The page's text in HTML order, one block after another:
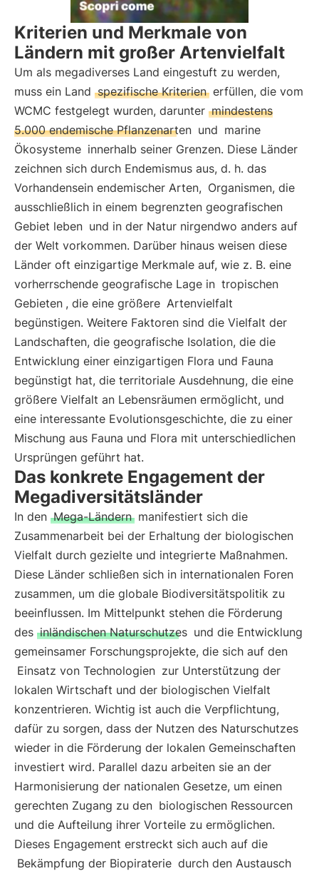
Kriterien und Merkmale von
Ländern mit großer Artenvielfalt
Um als megadiverses Land eingestuft zu werden,
muss ein Land spezifische Kriterien erfüllen, die vom
WCMC festgelegt wurden, darunter mindestens
5.000 endemische Pflanzenarten und marine
Ökosysteme innerhalb seiner Grenzen. Diese Länder
zeichnen sich durch Endemismus aus, d. h. das
Vorhandensein endemischer Arten, Organismen, die
ausschließlich in einem begrenzten geografischen
Gebiet leben und in der Natur nirgendwo anders auf
der Welt vorkommen. Darüber hinaus weisen diese
Länder oft einzigartige Merkmale auf, wie z. B. eine
vorherrschende geografische Lage in tropischen
Gebieten , die eine größere Artenvielfalt
begünstigen. Weitere Faktoren sind die Vielfalt der
Landschaften, die geografische Isolation, die die
Entwicklung einer einzigartigen Flora und Fauna
begünstigt hat, die territoriale Ausdehnung, die eine
größere Vielfalt an Lebensräumen ermöglicht, und
eine interessante Evolutionsgeschichte, die zu einer
Mischung aus Fauna und Flora mit unterschiedlichen
Ursprüngen geführt hat.
Das konkrete Engagement der
Megadiversitätsländer
In den Mega-Ländern manifestiert sich die
Zusammenarbeit bei der Erhaltung der biologischen
Vielfalt durch gezielte und integrierte Maßnahmen.
Diese Länder schließen sich in internationalen Foren
zusammen, um die globale Biodiversitätspolitik zu
beeinflussen. Im Mittelpunkt stehen die Förderung
des inländischen Naturschutzes und die Entwicklung
gemeinsamer Forschungsprojekte, die sich auf den
Einsatz von Technologien zur Unterstützung der
lokalen Wirtschaft und der biologischen Vielfalt
konzentrieren. Wichtig ist auch die Verpflichtung,
dafür zu sorgen, dass der Nutzen des Naturschutzes
wieder in die Förderung der lokalen Gemeinschaften
investiert wird. Parallel dazu arbeiten sie an der
Harmonisierung der nationalen Gesetze, um einen
gerechten Zugang zu den biologischen Ressourcen
und die Aufteilung ihrer Vorteile zu ermöglichen.
Dieses Engagement erstreckt sich auch auf die
Bekämpfung der Biopiraterie durch den Austausch